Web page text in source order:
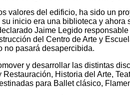
valores del edificio, ha sido un
inicio era una biblioteca y ahora
Jaime Legido
del Centro de Arte y
no pasará desapercibida.
y desarrollar las distintas
Historia del Arte,
para Ballet clásico,